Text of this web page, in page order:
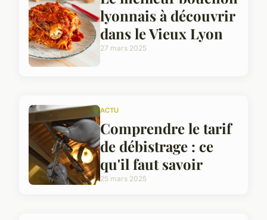
lyonnais à découvrir
dans le Vieux Lyon
27 mars 2025
ACTU
Comprendre le tarif
de débistrage : ce
qu'il faut savoir
25 mars 2025